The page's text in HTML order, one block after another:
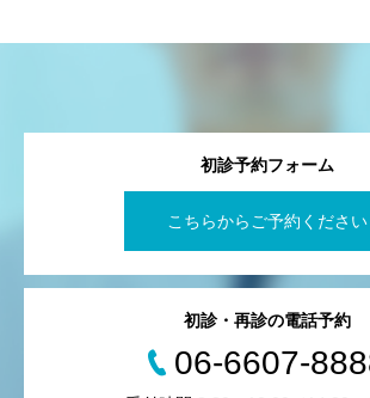
初診予約フォーム
こちらからご予約ください
初診・再診の電話予約
06-6607-